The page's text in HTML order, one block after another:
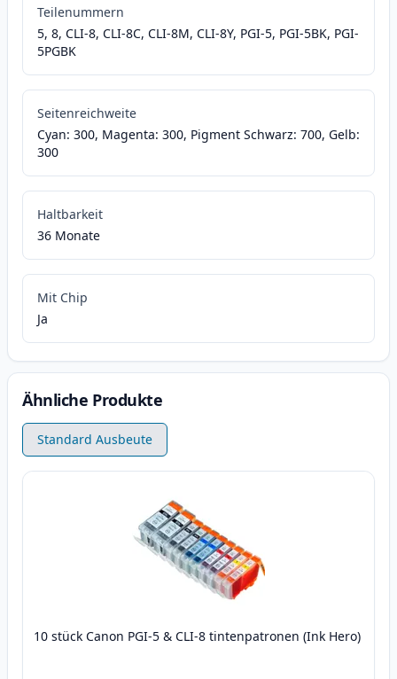
Teilenummern
5, 8, CLI-8, CLI-8C, CLI-8M, CLI-8Y, PGI-5, PGI-5BK, PGI-
5PGBK
Seitenreichweite
Cyan: 300, Magenta: 300, Pigment Schwarz: 700, Gelb:
300
Haltbarkeit
36 Monate
Mit Chip
Ja
Ähnliche Produkte
Standard Ausbeute
10 stück Canon PGI-5 & CLI-8 tintenpatronen (Ink Hero)